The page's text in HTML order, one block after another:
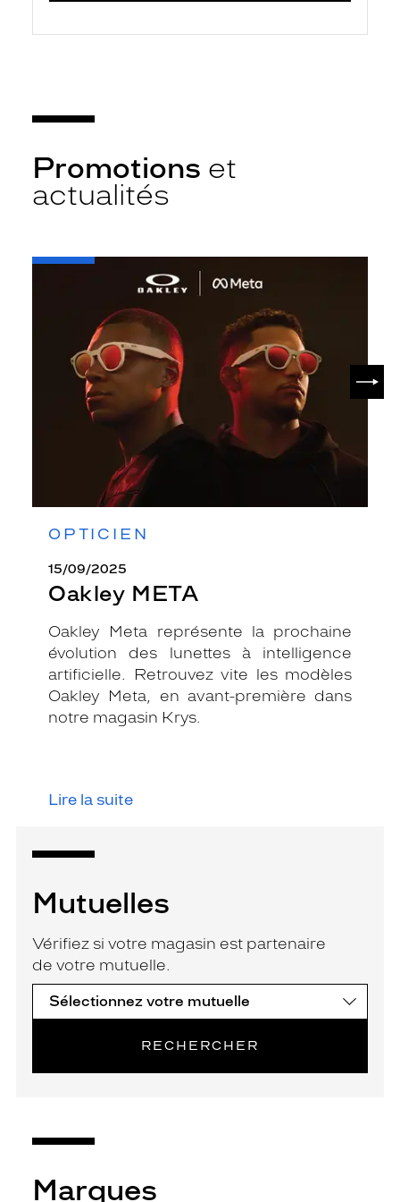
Promotions et
actualités
OPTICIEN
15/09/2025
Oakley META
Oakley Meta représente la prochaine
évolution des lunettes à intelligence
artificielle. Retrouvez vite les modèles
Oakley Meta, en avant-première dans
notre magasin Krys.
Lire la suite
-
Mutuelles
Vérifiez si votre magasin est partenaire
de votre mutuelle.
RECHERCHER
Marques